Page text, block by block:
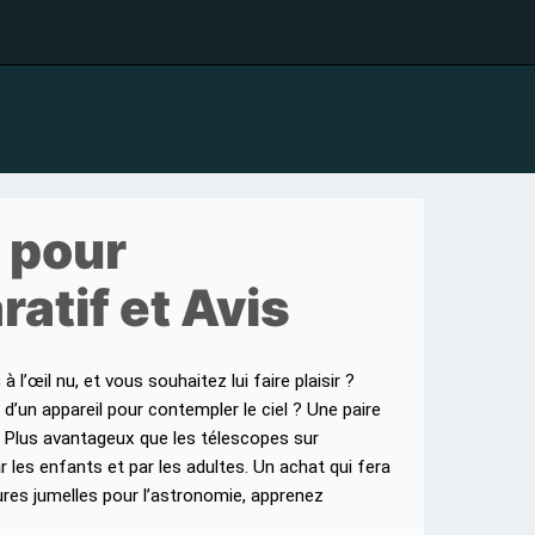
et Avis
l’œil nu, et vous souhaitez lui faire plaisir ?
appareil pour contempler le ciel ? Une paire
avantageux que les télescopes sur
les enfants et par les adultes. Un achat qui fera
jumelles pour l’astronomie, apprenez